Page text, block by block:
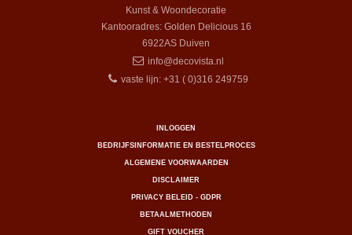
Kunst & Woondecoratie
Kantooradres: Golden Delicious 16
6922AS Duiven
info@decovista.nl
vaste lijn: +31 ( 0)316 249759
INLOGGEN
BEDRIJFSINFORMATIE EN BESTELPROCES
ALGEMENE VOORWAARDEN
DISCLAIMER
PRIVACY BELEID - GDPR
BETAALMETHODEN
GIFT VOUCHER